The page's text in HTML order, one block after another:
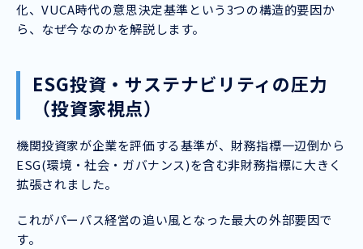
化、VUCA時代の意思決定基準という3つの構造的要因か
ら、なぜ今なのかを解説します。
ESG投資・サステナビリティの圧力
（投資家視点）
機関投資家が企業を評価する基準が、財務指標一辺倒から
ESG(環境・社会・ガバナンス)を含む非財務指標に大きく
拡張されました。
これがパーパス経営の追い風となった最大の外部要因で
す。